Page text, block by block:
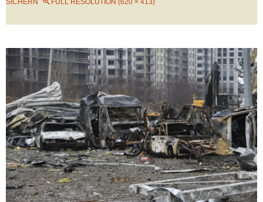
SICHERN
FULL RESOLUTION (620 × 413)